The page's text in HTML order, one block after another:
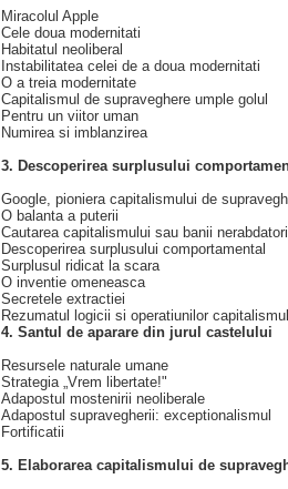
Miracolul Apple
Cele doua modernitati
Habitatul neoliberal
Instabilitatea celei de a doua modernitati
O a treia modernitate
Capitalismul de supraveghere umple golul
Pentru un viitor uman
Numirea si imblanzirea
3. Descoperirea surplusului
Google, pioniera capitalismului de
O balanta a puterii
Cautarea capitalismului sau banii
Descoperirea surplusului comportamental
Surplusul ridicat la scara
O inventie omeneasca
Secretele extractiei
Rezumatul logicii si operatiunilor
4. Santul de aparare din jurul castelului
Resursele naturale umane
Strategia „Vrem libertate!"
Adapostul mostenirii neoliberale
Adapostul supravegherii: exceptionalismul
Fortificatii
5. Elaborarea capitalismului de